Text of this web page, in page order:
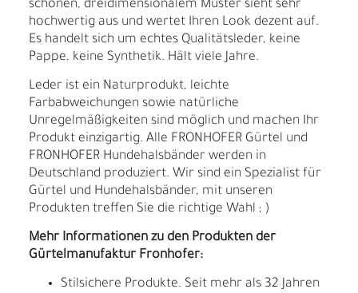
schönen, dreidimensionalem Muster sieht sehr
hochwertig aus und wertet Ihren Look dezent auf.
Es handelt sich um echtes Qualitätsleder, keine
Pappe, keine Synthetik. Hält viele Jahre.
Leder ist ein Naturprodukt, leichte
Farbabweichungen sowie natürliche
Unregelmäßigkeiten sind möglich und machen Ihr
Produkt einzigartig. Alle FRONHOFER Gürtel und
FRONHOFER Hundehalsbänder werden in
Deutschland produziert. Wir sind ein Spezialist für
Gürtel und Hundehalsbänder, mit unseren
Produkten treffen Sie die richtige Wahl ; )
Mehr Informationen zu den Produkten der
Gürtelmanufaktur Fronhofer:
Stilsichere Produkte. Seit mehr als 32 Jahren